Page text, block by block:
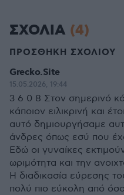
ΣΧΟΛΙΑ (4)
ΠΡΟΣΘΗΚΗ ΣΧΟΛΙΟΥ
Grecko.Site
15.05.2026, 19:44
3 6 0 8 Στον σημερινό
κάποιον ειλικρινή και
αυτό δημιουργήσαμε
άνδρες όπως εσύ που
Εδώ οι γυναίκες
ωριμότητα και την
Η διαδικασία εύρεσης
πολύ πιο εύκολη από